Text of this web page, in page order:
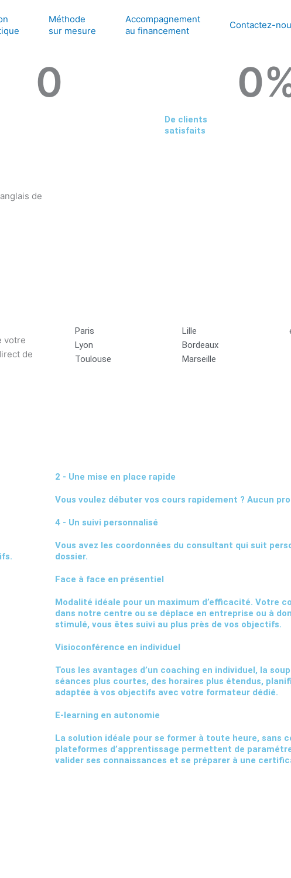
Méthode
sur mesure
Accompagnement
au financement
Contactez-
0 0
De clients
satisfaits
de
votre
de
Paris
Lyon
Toulouse
Lille
Bordeaux
Marseille
2 - Une mise en place rapide
Vous voulez débuter vos cours rapidement ? Aucun
4 - Un suivi personnalisé
Vous avez les coordonnées du consultant qui suit
dossier.
Face à face en présentiel
Modalité idéale pour un maximum d’efficacité. Votre
dans notre centre ou se déplace en entreprise ou à
stimulé, vous êtes suivi au plus près de vos objectifs.
Visioconférence en individuel
Tous les avantages d’un coaching en individuel, la
séances plus courtes, des horaires plus étendus,
adaptée à vos objectifs avec votre formateur dédié.
E-learning en autonomie
La solution idéale pour se former à toute heure, sans
plateformes d’apprentissage permettent de
valider ses connaissances et se préparer à une